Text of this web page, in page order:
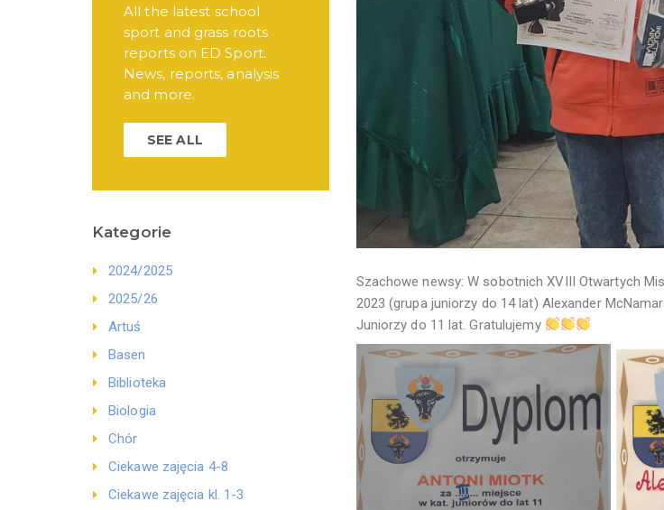
All the latest school
sport and grass roots
reports on ED Sport.
News, reports, analysis
and more.
SEE ALL
Kategorie
2024/2025
2025/26
Artuś
Basen
Biblioteka
Biologia
Chór
Ciekawe zajęcia 4-8
Ciekawe zajęcia kl. 1-3
Szachowe newsy: W sobotnich XVIII Otwartych
2023 (grupa juniorzy do 14 lat) Alexander
Juniorzy do 11 lat. Gratulujemy